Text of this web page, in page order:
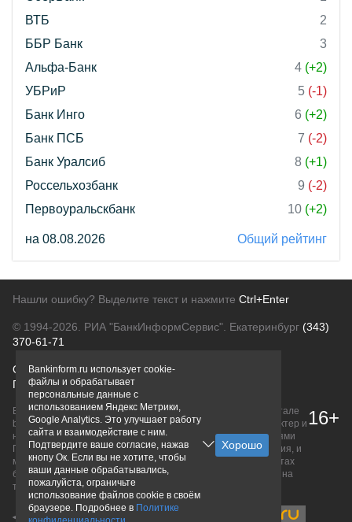
ВТБ
2
ББР Банк
3
Альфа-Банк
4 (+2)
УБРиР
5 (-1)
Банк Инго
6 (+2)
Банк ПСБ
7 (-2)
Банк Уралсиб
8 (+1)
Россельхозбанк
9 (-2)
Первоуральскбанк
10 (+2)
на 08.08.2026 Общий рейтинг
Нашли ошибку? Выделите текст и нажмите Ctrl+Enter
© 1994-2026. РИА "БанкИнформСервис". Екатеринбург (343)
370-61-71
О проектеПолитика конфиденциальности
Правовая информацияДля рекламодателей
Вся информация о продуктах банков, размещенная на портале
bankinform.ru, носит исключительно ознакомительный характер и
не является публичной офертой, определяемой положениями
ГК РФ. Информация не содержит точного и полного описания, и
может быть изменена. Конечные условия уточняйте на сайтах
банков или при личном обращении. Исключительное право на
товарные знаки принадлежит их правообладателям.
16+
Bankinform.ru использует cookie-
файлы и обрабатывает
персональные данные с
использованием Яндекс Метрики,
Google Analytics. Это улучшает работу
сайта и взаимодействие с ним.
Подтвердите ваше согласие, нажав
кнопу Ок. Если вы не хотите, чтобы
ваши данные обрабатывались,
пожалуйста, ограничьте
использование файлов cookie в своём
браузере. Подробнее в Политике